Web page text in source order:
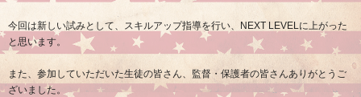
今回は新しい試みとして、スキルアップ指導を行い、 NEXT LEVELに上がった
と思います。
また、参加していただいた生徒の皆さん、監督・保護者の皆さんありがとうご
ざいました。